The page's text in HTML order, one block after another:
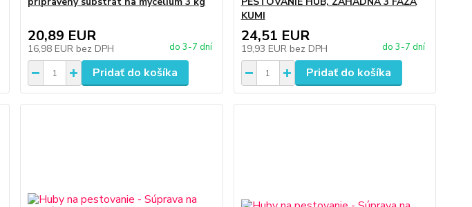
20,89 EUR
16,98 EUR bez DPH do 3-7 dní
Pridať do košíka
KUMI
24,51 EUR
19,93 EUR bez DPH do 3-7 dní
Pridať do košíka